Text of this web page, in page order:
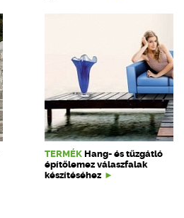
TERMÉK Hang- és tűzgátló
építőlemez válaszfalak
készítéséhez